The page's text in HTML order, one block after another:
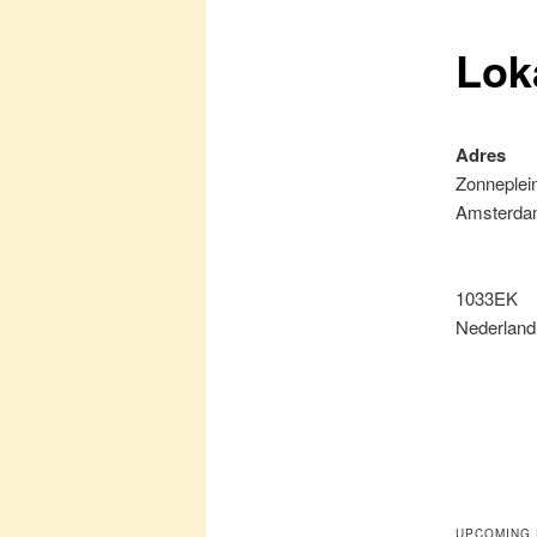
Adres
1033EK
Nederland
UPCOMING